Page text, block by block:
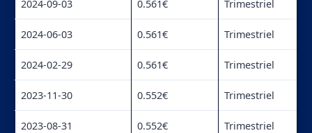
2024-09-03 0.561€ Trimestriel
2024-06-03 0.561€ Trimestriel
2024-02-29 0.561€ Trimestriel
2023-11-30 0.552€ Trimestriel
2023-08-31 0.552€ Trimestriel